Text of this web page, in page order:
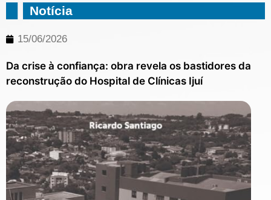
Notícia
15/06/2026
Da crise à confiança: obra revela os bastidores da
reconstrução do Hospital de Clínicas Ijuí